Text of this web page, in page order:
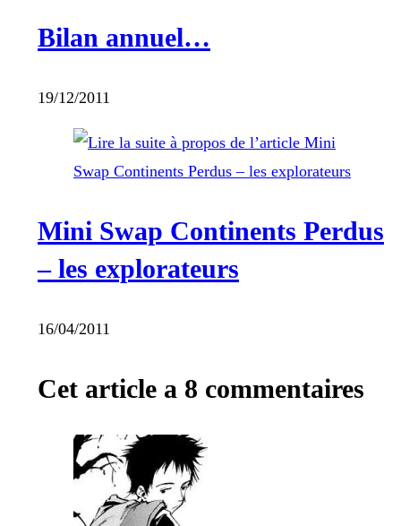
Bilan annuel…
19/12/2011
Mini Swap Continents Perdus
– les explorateurs
16/04/2011
Cet article a 8 commentaires